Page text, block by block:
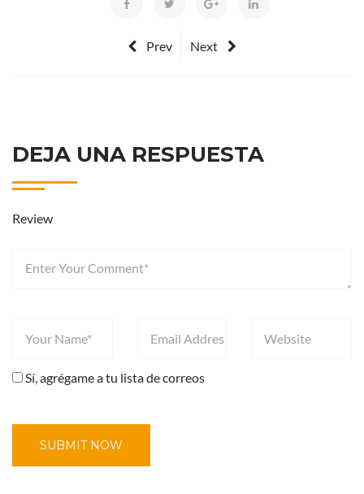
Prev Next
DEJA UNA RESPUESTA
Review
Sí, agrégame a tu lista de correos